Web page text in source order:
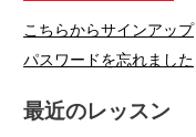
こちらからサインアップ
パスワードを忘れました
最近のレッスン